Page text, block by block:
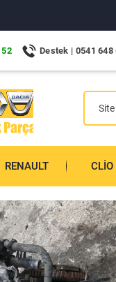
Destek | 0541 648
RENAULT CLIO